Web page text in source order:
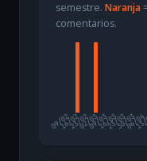
semestre. Naranja
comentarios.
09/02
16/0223/0202/0309/0316/0323/0330/0306/04